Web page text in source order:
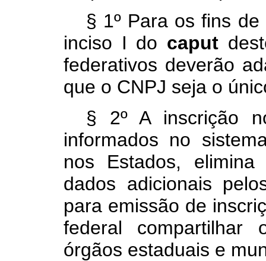
§ 1º Para os fins
inciso I do caput
federativos deverão
que o CNPJ seja o
§ 2º A inscrição
informados no
nos Estados,
dados adicionais
para emissão de
federal
órgãos estaduais e